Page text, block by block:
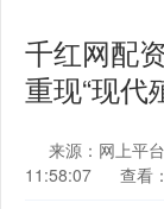
千红网配
重现“现代
来源：网上平
11:58:07
查看